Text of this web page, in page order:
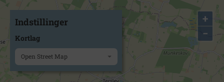
+
−
Indstillinger
Kortlag
Open Street Map